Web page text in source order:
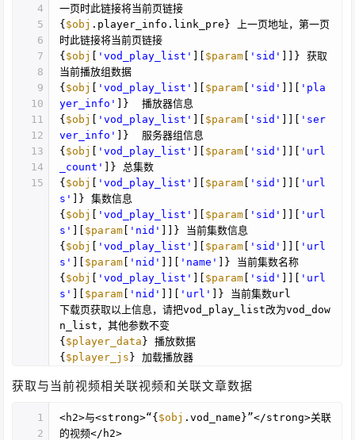
4
5
6
7
8
9
10
11
12
13
14
15
一页时此链接将当前页链接
{$obj .player_info.link_pre} 上一页地址，第一页
时此链接将当前页链接
{$obj [ 'vod_play_list' ][ $param [ 'sid' ]]} 获取
当前播放组数据
{$obj [ 'vod_play_list' ][ $param [ 'sid' ]][ 'pla
yer_info' ]} 播放器信息
{$obj [ 'vod_play_list' ][ $param [ 'sid' ]][ 'ser
ver_info' ]} 服务器组信息
{$obj [ 'vod_play_list' ][ $param [ 'sid' ]][ 'url
_count' ]} 总集数
{$obj [ 'vod_play_list' ][ $param [ 'sid' ]][ 'url
s' ]} 集数信息
{$obj [ 'vod_play_list' ][ $param [ 'sid' ]][ 'url
s' ][ $param [ 'nid' ]]} 当前集数信息
{$obj [ 'vod_play_list' ][ $param [ 'sid' ]][ 'url
s' ][ $param [ 'nid' ]][ 'name' ]} 当前集数名称
{$obj [ 'vod_play_list' ][ $param [ 'sid' ]][ 'url
s' ][ $param [ 'nid' ]][ 'url' ]} 当前集数url
下载页获取以上信息，请把vod_play_list改为vod_dow
n_list，其他参数不变
{$player_data} 播放数据
{$player_js} 加载播放器
获取与当前视频相关联视频和关联文章数据
1
2
<h2>与<strong>“{$obj .vod_name}”</strong>关联
的视频</h2>